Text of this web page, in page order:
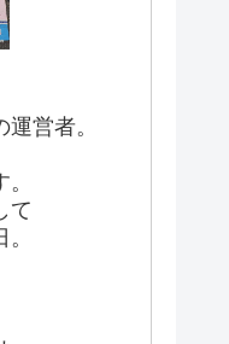
営者。
て